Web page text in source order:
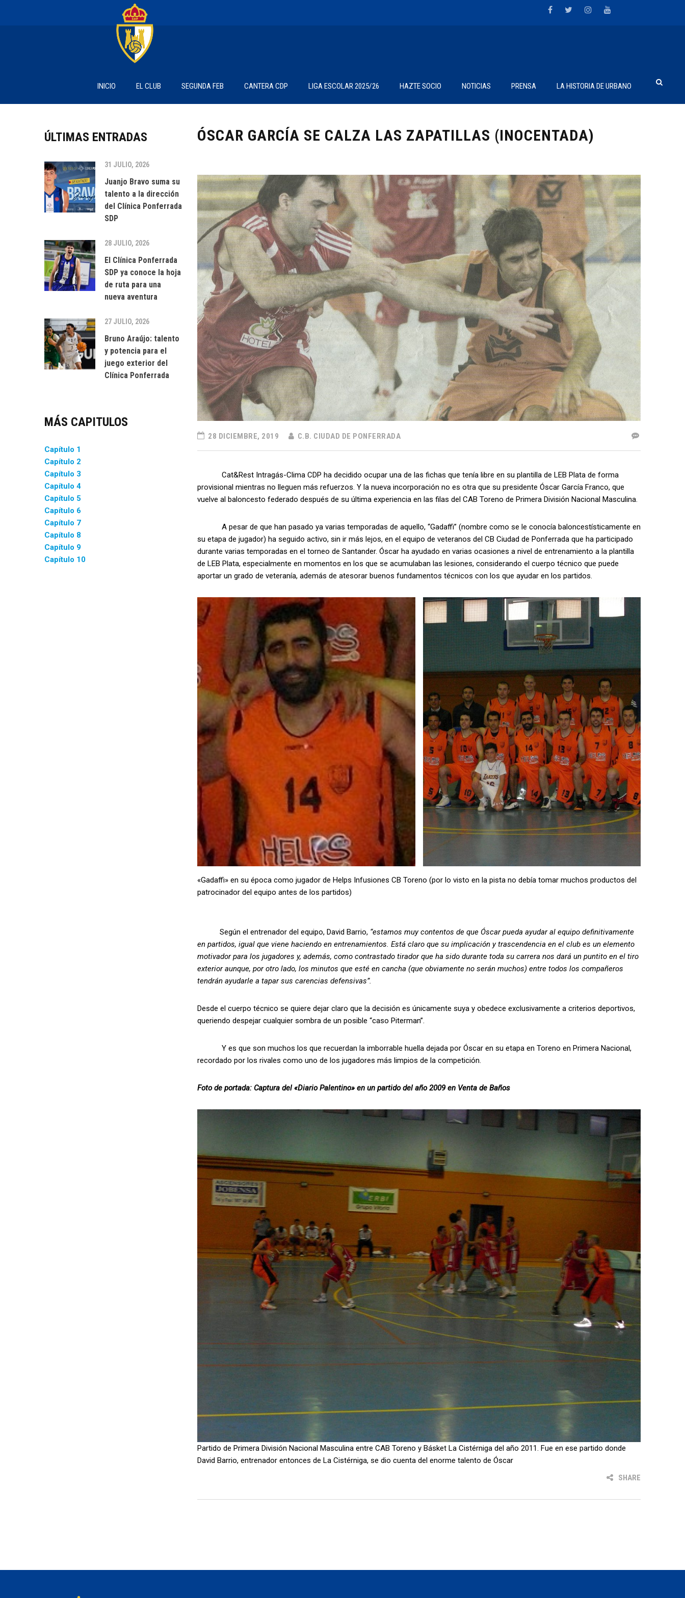
INICIO EL CLUB SEGUNDA FEB CANTERA CDP LIGA ESCOLAR 2025/26 HAZTE SOCIO NOTICIAS PRENSA LA HISTORIA DE URBANO
ÓSCAR GARCÍA SE CALZA LAS ZAPATILLAS (INOCENTADA)
28 DICIEMBRE, 2019 C.B. CIUDAD DE PONFERRADA
Cat&Rest Intragás-Clima CDP ha decidido ocupar una de las fichas que tenía libre en su plantilla de LEB Plata de forma
provisional mientras no lleguen más refuerzos. Y la nueva incorporación no es otra que su presidente Óscar García Franco, que
vuelve al baloncesto federado después de su última experiencia en las filas del CAB Toreno de Primera División Nacional Masculina.
A pesar de que han pasado ya varias temporadas de aquello, “Gadaffi” (nombre como se le conocía baloncestísticamente en
su etapa de jugador) ha seguido activo, sin ir más lejos, en el equipo de veteranos del CB Ciudad de Ponferrada que ha participado
durante varias temporadas en el torneo de Santander. Óscar ha ayudado en varias ocasiones a nivel de entrenamiento a la plantilla
de LEB Plata, especialmente en momentos en los que se acumulaban las lesiones, considerando el cuerpo técnico que puede
aportar un grado de veteranía, además de atesorar buenos fundamentos técnicos con los que ayudar en los partidos.
«Gadaffi» en su época como jugador de Helps Infusiones CB Toreno (por lo visto en la pista no debía tomar muchos productos del
patrocinador del equipo antes de los partidos)
Según el entrenador del equipo, David Barrio, “estamos muy contentos de que Óscar pueda ayudar al equipo definitivamente
en partidos, igual que viene haciendo en entrenamientos. Está claro que su implicación y trascendencia en el club es un elemento
motivador para los jugadores y, además, como contrastado tirador que ha sido durante toda su carrera nos dará un puntito en el tiro
exterior aunque, por otro lado, los minutos que esté en cancha (que obviamente no serán muchos) entre todos los compañeros
tendrán ayudarle a tapar sus carencias defensivas”.
Desde el cuerpo técnico se quiere dejar claro que la decisión es únicamente suya y obedece exclusivamente a criterios deportivos,
queriendo despejar cualquier sombra de un posible “caso Piterman”.
Y es que son muchos los que recuerdan la imborrable huella dejada por Óscar en su etapa en Toreno en Primera Nacional,
recordado por los rivales como uno de los jugadores más limpios de la competición.
Foto de portada: Captura del «Diario Palentino» en un partido del año 2009 en Venta de Baños
Partido de Primera División Nacional Masculina entre CAB Toreno y Básket La Cistérniga del año 2011. Fue en ese partido donde
David Barrio, entrenador entonces de La Cistérniga, se dio cuenta del enorme talento de Óscar
SHARE
ÚLTIMAS ENTRADAS
31 JULIO, 2026
Juanjo Bravo suma su
talento a la dirección
del Clínica Ponferrada
SDP
28 JULIO, 2026
El Clínica Ponferrada
SDP ya conoce la hoja
de ruta para una
nueva aventura
27 JULIO, 2026
Bruno Araújo: talento
y potencia para el
juego exterior del
Clínica Ponferrada
MÁS CAPITULOS
Capítulo 1
Capítulo 2
Capítulo 3
Capítulo 4
Capítulo 5
Capítulo 6
Capítulo 7
Capítulo 8
Capítulo 9
Capítulo 10